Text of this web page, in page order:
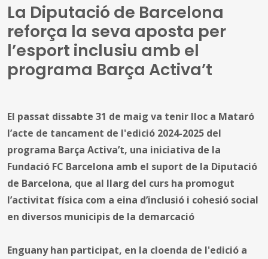
La Diputació de Barcelona
reforça la seva aposta per
l’esport inclusiu amb el
programa Barça Activa’t
El passat dissabte 31 de maig va tenir lloc a Mataró
l’acte de tancament de l'edició 2024-2025 del
programa Barça Activa’t, una iniciativa de la
Fundació FC Barcelona amb el suport de la Diputació
de Barcelona, que al llarg del curs ha promogut
l’activitat física com a eina d’inclusió i cohesió social
en diversos municipis de la demarcació
Enguany han participat, en la cloenda de l'edició a